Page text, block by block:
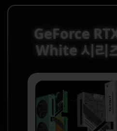
GeForce
White 시리